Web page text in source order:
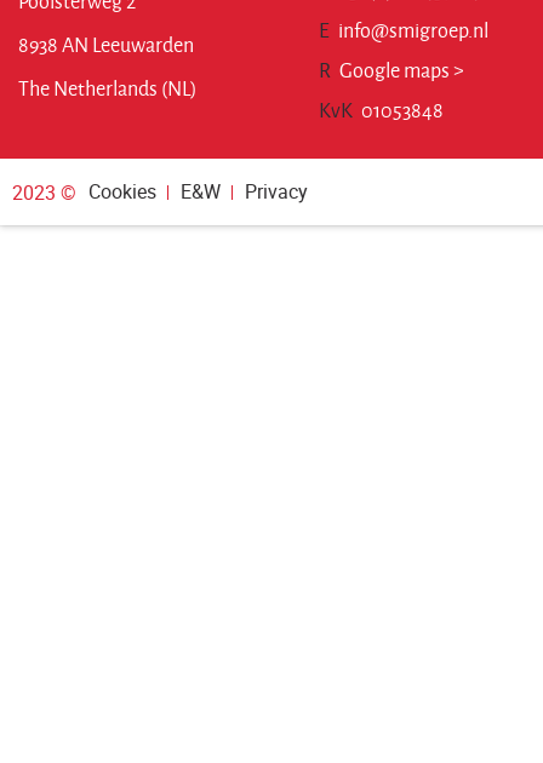
8938 AN Leeuwarden
The Netherlands (NL)
E info@smigroep.nl
R Google maps >
KvK 01053848
2023 © Cookies E&W Privacy